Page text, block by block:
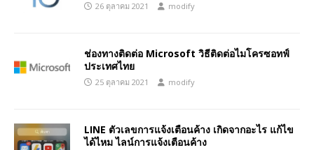
26 ตุลาคม 2021 modify
ช่องทางติดต่อ Microsoft วิธีติดต่อไมโครซอทฟ์
ประเทศไทย
25 ตุลาคม 2021 modify
LINE ตัวเลขการแจ้งเตือนค้าง เกิดจากอะไร แก้ไข
ได้ไหม ไลน์การแจ้งเตือนค้าง